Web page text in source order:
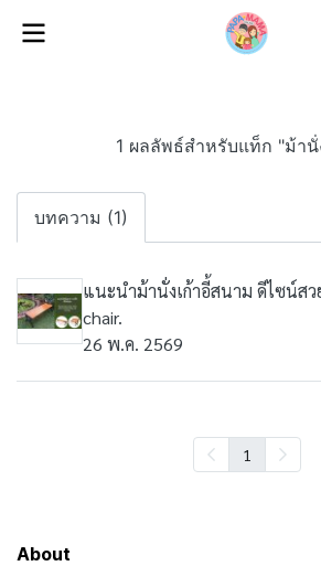
1 ผลลัพธ์สำหรับแท็ก "ม้า
บทความ (1)
แนะนำม้านั่งเก้าอี้สนาม ดีไซน์สว
chair.
26 พ.ค. 2569
1
About